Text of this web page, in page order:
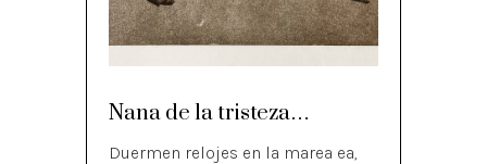
Nana de la tristeza…
Duermen relojes en la marea ea,